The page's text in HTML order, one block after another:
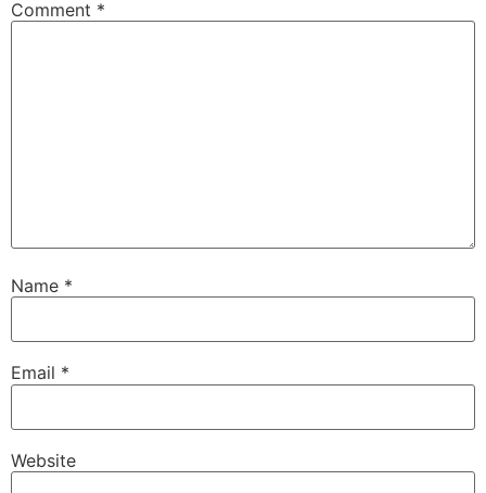
Comment *
Name *
Email *
Website